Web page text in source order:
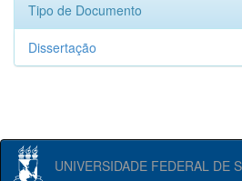
Tipo de Documento
Dissertação
UNIVERSIDADE FEDERAL DE